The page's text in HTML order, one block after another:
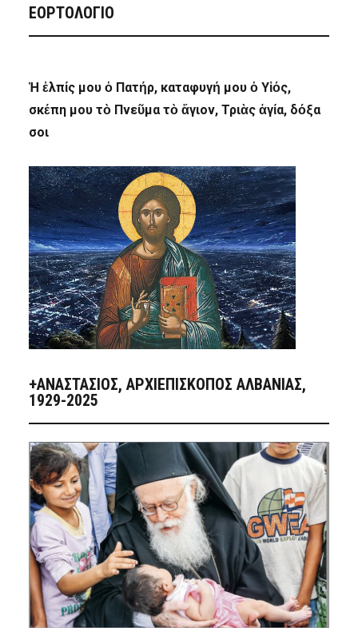
ΕΟΡΤΟΛΟΓΙΟ
Ἡ ἐλπίς μου ὁ Πατήρ, καταφυγή μου ὁ Υἱός,
σκέπη μου τὸ Πνεῦμα τὸ ἅγιον, Τριὰς ἁγία, δόξα
σοι
+ΑΝΑΣΤΆΣΙΟΣ, ΑΡΧΙΕΠΊΣΚΟΠΟΣ ΑΛΒΑΝΊΑΣ,
1929-2025